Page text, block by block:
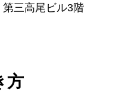
三高尾ビル3階
方